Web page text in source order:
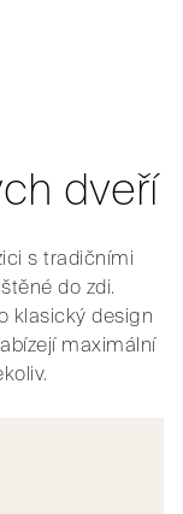
dveří
s tradičními
do zdi.
klasický design
maximální